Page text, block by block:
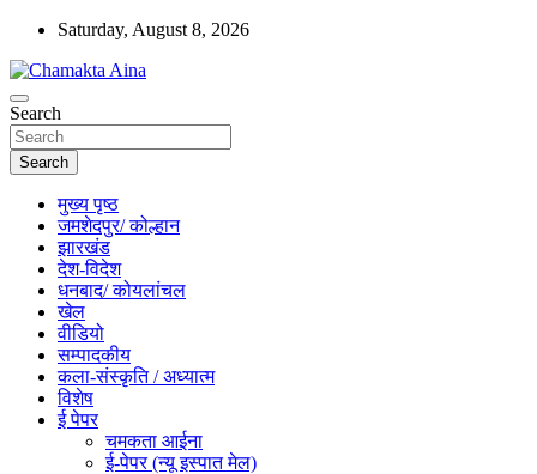
Skip
content
Saturday, August 8, 2026
Chamakta Aina
Hindi News Paper – Jharkhand
Search
Search
मुख्य पृष्ठ
जमशेदपुर/ कोल्हान
झारखंड
देश-विदेश
धनबाद/ कोयलांचल
खेल
वीडियो
सम्पादकीय
कला-संस्कृति / अध्यात्म
विशेष
ई पेपर
चमकता आईना
ई-पेपर (न्यू इस्पात मेल)